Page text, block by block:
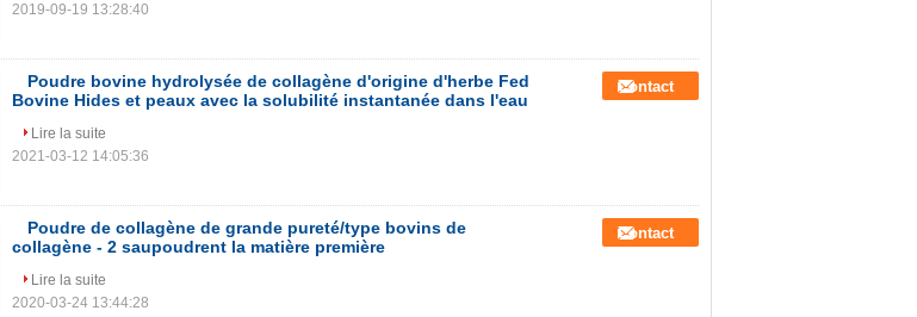
2019-09-19 13:28:40
Poudre bovine hydrolysée de collagène d'origine d'herbe Fed
Bovine Hides et peaux avec la solubilité instantanée dans l'eau
Contact
Lire la suite
2021-03-12 14:05:36
Poudre de collagène de grande pureté/type bovins de
collagène - 2 saupoudrent la matière première
Contact
Lire la suite
2020-03-24 13:44:28